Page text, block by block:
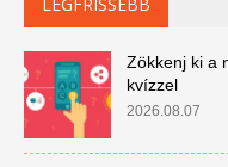
Zökkenj ki a
kvízzel
2026.08.07